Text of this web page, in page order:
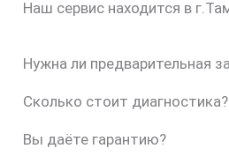
Наш сервис находится в
Нужна ли предварительная
Сколько стоит диагностика?
Вы даёте гарантию?